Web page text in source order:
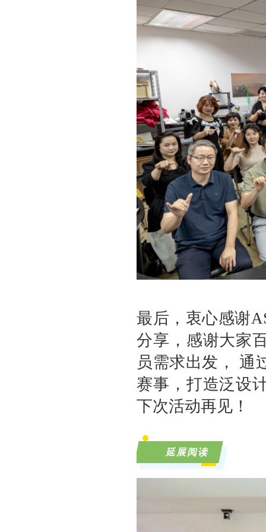
最后，衷心感谢
分享，感谢大家
员需求出发， 通
赛事，打造泛设
下次活动再见！
延展阅读